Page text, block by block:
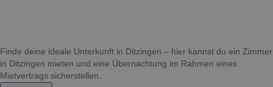
Finde deine ideale Unterkunft in Ditzingen – hier kannst du ein Zimmer
in Ditzingen mieten und eine Übernachtung im Rahmen eines
Mietvertrags sicherstellen.